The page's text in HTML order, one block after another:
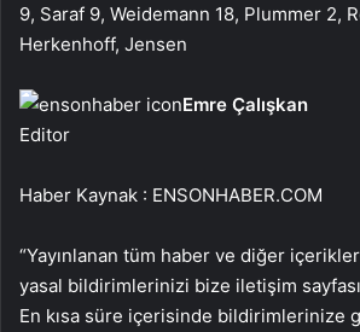
9, Saraf 9, Weidemann 18, Plummer 2,
Herkenhoff, Jensen
Emre Çalışkan
Editor
Haber Kaynak : ENSONHABER.COM
“Yayınlanan tüm haber ve diğer
yasal bildirimlerinizi bize iletişim
En kısa süre içerisinde bildirimlerinize